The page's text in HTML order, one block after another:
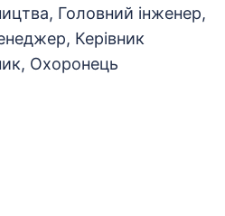
Головний інженер,
Керівник
Охоронець